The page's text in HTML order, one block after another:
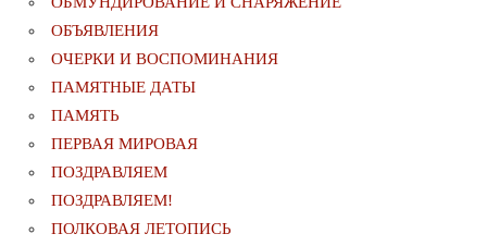
ОБЪЯВЛЕНИЯ
ОЧЕРКИ И ВОСПОМИНАНИЯ
ПАМЯТНЫЕ ДАТЫ
ПАМЯТЬ
ПЕРВАЯ МИРОВАЯ
ПОЗДРАВЛЯЕМ
ПОЗДРАВЛЯЕМ!
ПОЛКОВАЯ ЛЕТОПИСЬ